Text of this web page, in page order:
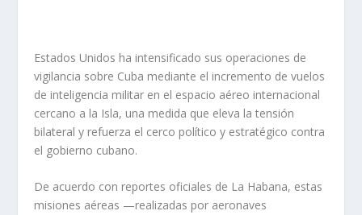
Estados Unidos ha intensificado sus operaciones de
vigilancia sobre Cuba mediante el incremento de vuelos
de inteligencia militar en el espacio aéreo internacional
cercano a la Isla, una medida que eleva la tensión
bilateral y refuerza el cerco político y estratégico contra
el gobierno cubano.
De acuerdo con reportes oficiales de La Habana, estas
misiones aéreas —realizadas por aeronaves